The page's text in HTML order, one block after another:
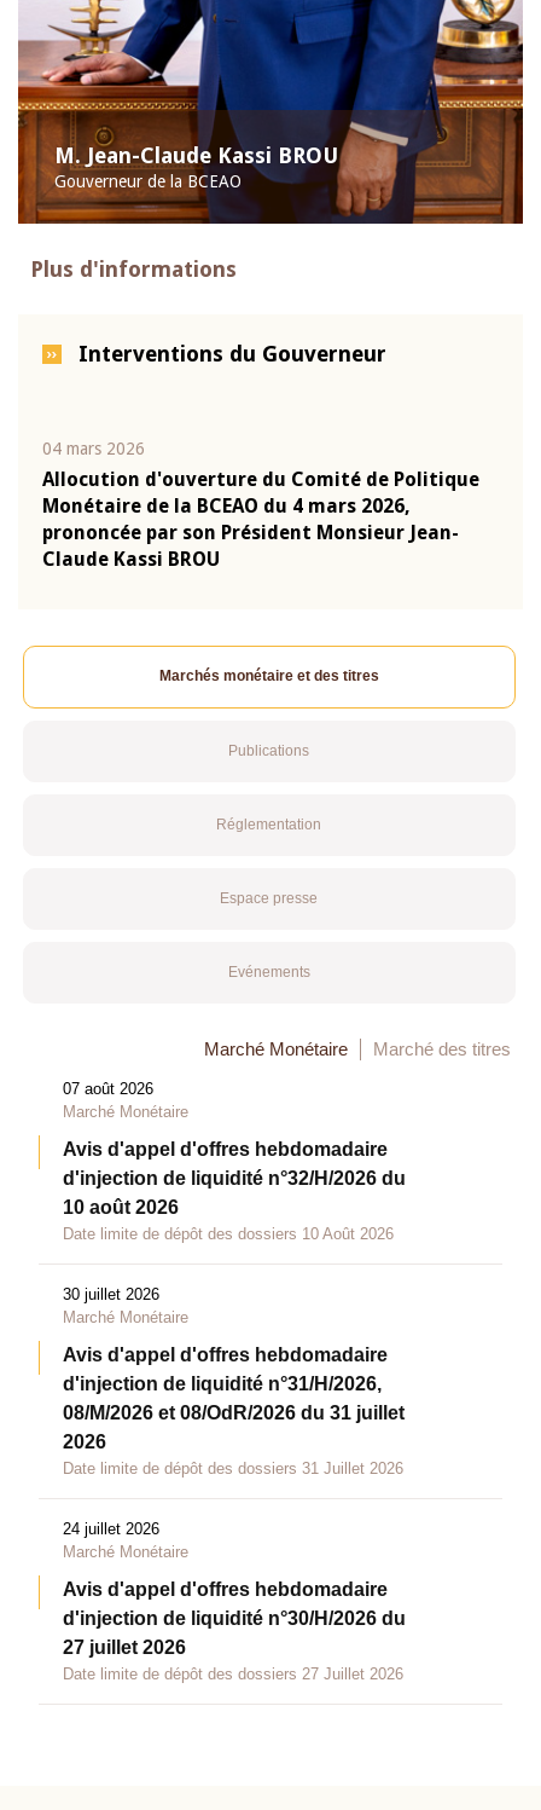
M. Jean-Claude Kassi BROU
Gouverneur de la BCEAO
Plus d'informations
Interventions du Gouverneur
04 mars 2026
Allocution d'ouverture du Comité de Politique
Monétaire de la BCEAO du 4 mars 2026,
prononcée par son Président Monsieur Jean-
Claude Kassi BROU
Marchés monétaire et des titres
Publications
Réglementation
Espace presse
Evénements
Marché Monétaire Marché des titres
07 août 2026
Marché Monétaire
Avis d'appel d'offres hebdomadaire
d'injection de liquidité n°32/H/2026 du
10 août 2026
Date limite de dépôt des dossiers 10 Août 2026
30 juillet 2026
Marché Monétaire
Avis d'appel d'offres hebdomadaire
d'injection de liquidité n°31/H/2026,
08/M/2026 et 08/OdR/2026 du 31 juillet
2026
Date limite de dépôt des dossiers 31 Juillet 2026
24 juillet 2026
Marché Monétaire
Avis d'appel d'offres hebdomadaire
d'injection de liquidité n°30/H/2026 du
27 juillet 2026
Date limite de dépôt des dossiers 27 Juillet 2026